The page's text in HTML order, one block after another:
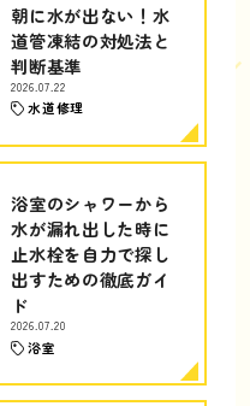
朝に水が出ない！水
道管凍結の対処法と
判断基準
2026.07.22
水道修理
浴室のシャワーから
水が漏れ出した時に
止水栓を自力で探し
出すための徹底ガイ
ド
2026.07.20
浴室